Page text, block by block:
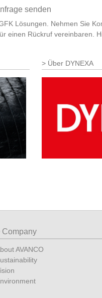
senden
Lösungen. Nehmen Sie
einen Rückruf vereinbaren.
Über DYNEXA
Company
AVANCO